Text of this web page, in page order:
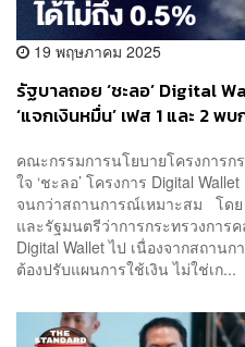
19 พฤษภาคม 2025
รัฐบาลถอย ‘ชะลอ’ Digital
‘แจกเงินหมื่น’ เฟส 1 และ 2 พ
คณะกรรมการนโยบายโครงการก
ใจ ‘ชะลอ’ โครงการ Digital
จนกว่าสถานการณ์เหมาะสม โด
และรัฐมนตรีว่าการกระทรวงการ
Digital Wallet ไป เนื่องจากสถาน
ต้องปรับแผนการใช้เงิน ไม่ใช่เก...